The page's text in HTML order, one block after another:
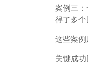
案例三
得了多个
这些案例
关键成